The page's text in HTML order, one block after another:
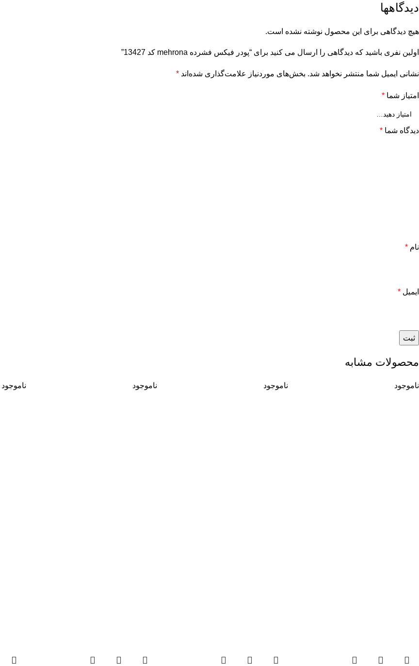
دیدگاهها
هیچ دیدگاهی برای این محصول نوشته نشده است.
اولین نفری باشید که دیدگاهی را ارسال می کنید برای “پودر فیکس فشرده mehrona کد 13427”
نشانی ایمیل شما منتشر نخواهد شد. بخش‌های موردنیاز علامت‌گذاری شده‌اند *
امتیاز شما *
دیدگاه شما *
نام *
ایمیل *
محصولات مشابه
ناموجود ناموجود ناموجود ناموجود